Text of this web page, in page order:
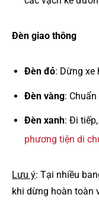
Đèn giao thông
Đèn đỏ: Dừng xe
Đèn vàng:
Đèn xanh: Đi
phương tiện di
Lưu ý: Tại nhiều
khi dừng hoàn toàn